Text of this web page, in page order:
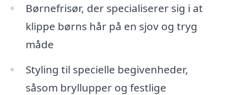
Børnefrisør, der specialiserer sig i at
klippe børns hår på en sjov og tryg
måde
Styling til specielle begivenheder,
såsom bryllupper og festlige